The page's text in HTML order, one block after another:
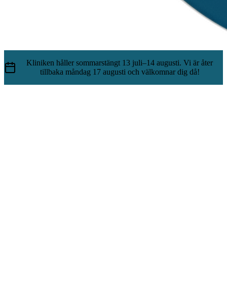
Kliniken håller sommarstängt 13 juli–14 augusti. Vi är åter
tillbaka måndag 17 augusti och välkomnar dig då!